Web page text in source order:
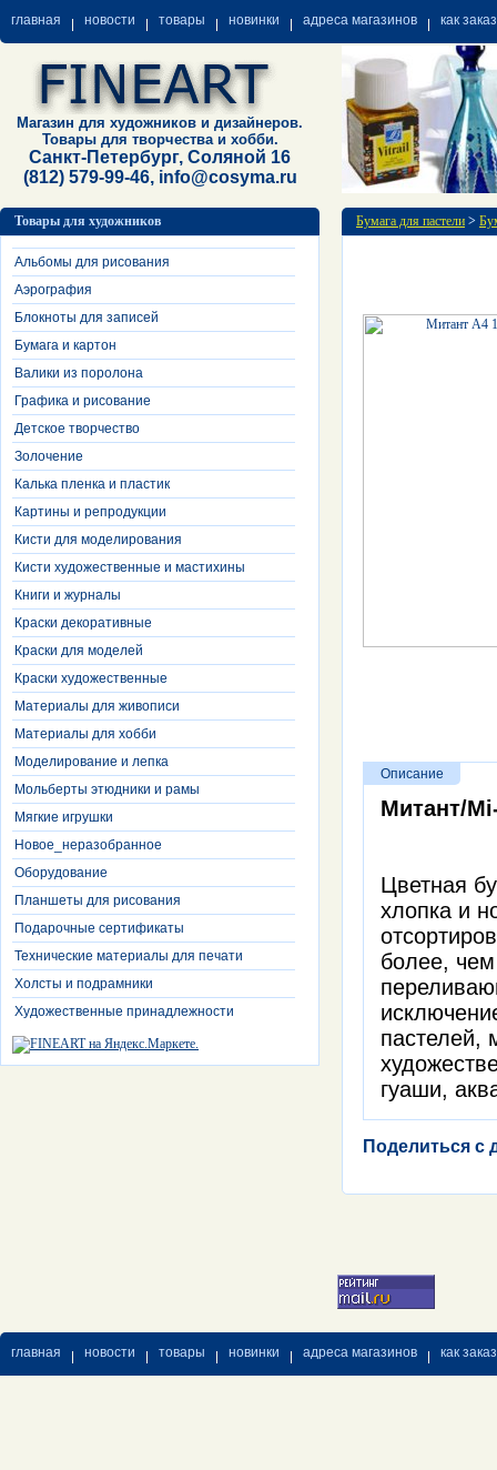
главная новости товары новинки адреса магазинов как
Магазин для художников и дизайнеров.
Товары для творчества и хобби.
Санкт-Петербург, Соляной 16
(812) 579-99-46, info@cosyma.ru
Товары для художников
Альбомы для рисования
Аэрография
Блокноты для записей
Бумага и картон
Валики из поролона
Графика и рисование
Детское творчество
Золочение
Калька пленка и пластик
Картины и репродукции
Кисти для моделирования
Кисти художественные и мастихины
Книги и журналы
Краски декоративные
Краски для моделей
Краски художественные
Материалы для живописи
Материалы для хобби
Моделирование и лепка
Мольберты этюдники и рамы
Мягкие игрушки
Новое_неразобранное
Оборудование
Планшеты для рисования
Подарочные сертификаты
Технические материалы для печати
Холсты и подрамники
Художественные принадлежности
Бумага для пастели >
Описание
Митант/
Цветная
хлопка и
более,
пастелей,
гуаши,
Поделиться с
главная новости товары новинки адреса магазинов как